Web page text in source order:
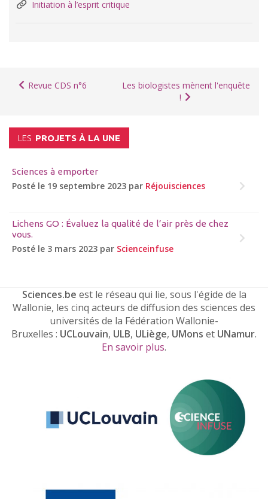
Initiation à l’esprit critique
Revue CDS n°6
Les biologistes mènent l'enquête
!
LES PROJETS À LA UNE
Sciences à emporter
Posté le 19 septembre 2023 par Réjouisciences
Lichens GO : Évaluez la qualité de l’air près de chez
vous.
Posté le 3 mars 2023 par Scienceinfuse
Sciences.be est le réseau qui lie, sous l'égide de la
Wallonie, les cinq acteurs de diffusion des sciences des
universités de la Fédération Wallonie-
Bruxelles : UCLouvain, ULB, ULiège, UMons et UNamur.
En savoir plus.